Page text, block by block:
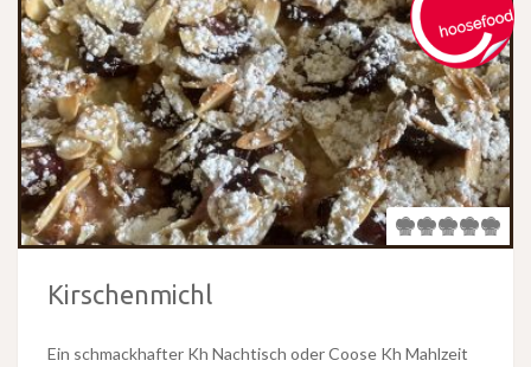
Kirschenmichl
Ein schmackhafter Kh Nachtisch oder Coose Kh Mahlzeit